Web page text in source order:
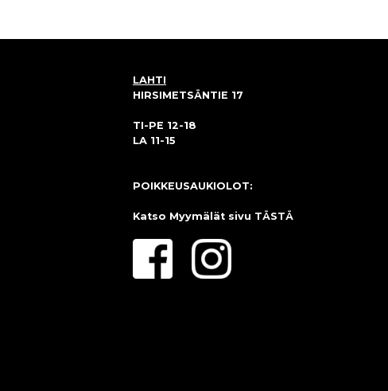
LAHTI
HIRSIMETSÄNTIE 17
TI-PE 12-18
LA 11-15
POIKKEUSAUKIOLOT:
Katso Myymälät sivu TÄSTÄ